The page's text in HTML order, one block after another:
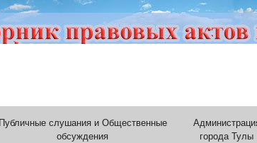
Публичные слушания и Общественные
обсуждения
города Тулы